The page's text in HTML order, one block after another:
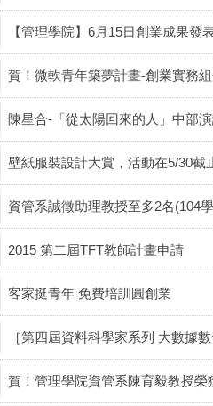
【管理學院】6月15日創業成果發
賀！微軟青年築夢計畫-創業實務
陳星合-「從太陽回來的人」中部
壁紙服裝設計大賞，活動在5/30
資管系誠徵助理教授至多2名(104
2015 第二屆TFT教師計畫申請
客家挺青年 免費培訓圓創業
［第四屆資料科學家系列 大數據
賀！管理學院資管系陳育毅教授榮